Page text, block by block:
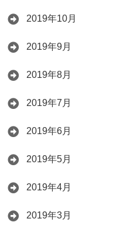
2019年10月
2019年9月
2019年8月
2019年7月
2019年6月
2019年5月
2019年4月
2019年3月